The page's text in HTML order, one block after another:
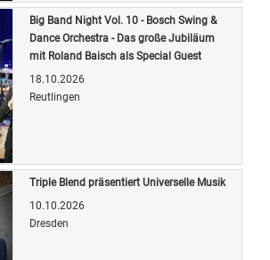
Big Band Night Vol. 10 - Bosch Swing &
Dance Orchestra - Das große Jubiläum
mit Roland Baisch als Special Guest
18.10.2026
Reutlingen
Triple Blend präsentiert Universelle Musik
10.10.2026
Dresden